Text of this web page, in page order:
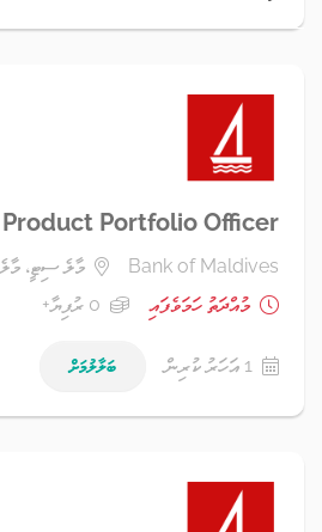
Product Portfolio Officer
Bank of Maldives
މާލެ ސިޓީ، މާލެ
މުއްދަތު ހަމަވެފައި
0 ރުފިޔާ+
1 އަހަރު ކުރިން ބަލާލުމަށް